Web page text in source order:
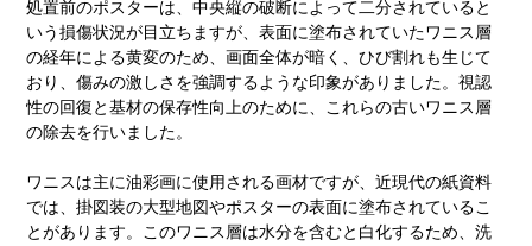
処置前のポスターは、中央縦の破断によって二分されていると
いう損傷状況が目立ちますが、表面に塗布されていたワニス層
の経年による黄変のため、画面全体が暗く、ひび割れも生じて
おり、傷みの激しさを強調するような印象がありました。視認
性の回復と基材の保存性向上のために、これらの古いワニス層
の除去を行いました。
ワニスは主に油彩画に使用される画材ですが、近現代の紙資料
では、掛図装の大型地図やポスターの表面に塗布されているこ
とがあります。このワニス層は水分を含むと白化するため、洗